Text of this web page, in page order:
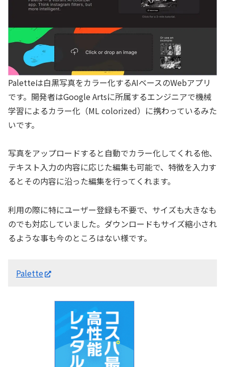
Paletteは白黒写真をカラー化するAIベースのWebアプリ
です。開発者はGoogle Artsに所属するエンジニアで機械
学習によるカラー化（ML colorized）に携わっているみた
いです。
写真をアップロードすると自動でカラー化してくれる他、
テキスト入力の内容に応じた編集も可能で、特徴を入力す
るとその内容に沿った編集を行ってくれます。
利用の際に特にユーザー登録も不要で、サイズも大きなも
のでも対応していました。ダウンロードもサイズ縮小され
るような事も今のところはない様です。
Palette